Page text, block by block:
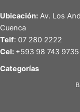
Ubicación: Av. Los
Cuenca
Telf: 07 280 2222
Cel: +593 98 743 9735
Categorías